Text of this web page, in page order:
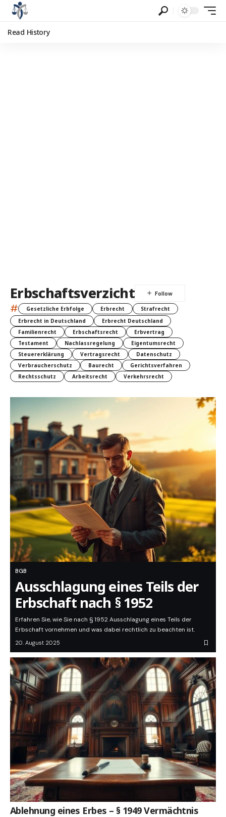
Read History
Erbschaftsverzicht
# Gesetzliche Erbfolge Erbrecht
Strafrecht
Erbrecht in Deutschland
Erbrecht Deutschland
Familienrecht
Erbschaftsrecht
Erbvertrag
Testament
Nachlassregelung
Eigentumsrecht
Steuererklärung
Vertragsrecht
Datenschutz
Verbraucherschutz
Baurecht
Gerichtsverfahren
Rechtsschutz
Arbeitsrecht Verkehrsrecht
BGB
Ausschlagung eines Teils der
Erbschaft nach § 1952
Erfahren Sie, wie Sie nach § 1952 Ausschlagung eines Teils der
Erbschaft vornehmen und was dabei rechtlich zu beachten ist.
20. August 2025
Ablehnung eines Erbes – § 1949 Vermächtnis